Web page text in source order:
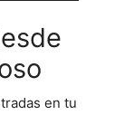
en tu